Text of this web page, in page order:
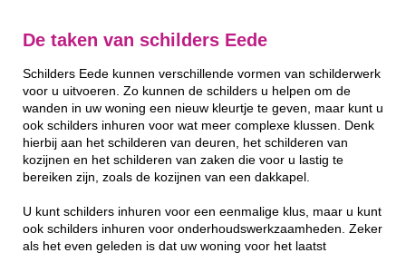
De taken van schilders Eede
Schilders Eede kunnen verschillende vormen van schilderwerk
voor u uitvoeren. Zo kunnen de schilders u helpen om de
wanden in uw woning een nieuw kleurtje te geven, maar kunt u
ook schilders inhuren voor wat meer complexe klussen. Denk
hierbij aan het schilderen van deuren, het schilderen van
kozijnen en het schilderen van zaken die voor u lastig te
bereiken zijn, zoals de kozijnen van een dakkapel.
U kunt schilders inhuren voor een eenmalige klus, maar u kunt
ook schilders inhuren voor onderhoudswerkzaamheden. Zeker
als het even geleden is dat uw woning voor het laatst